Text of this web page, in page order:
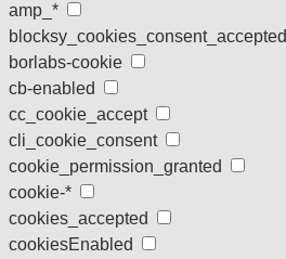
amp_*
blocksy_cookies_consent_accepted
borlabs-cookie
cb-enabled
cc_cookie_accept
cli_cookie_consent
cookie_permission_granted
cookie-*
cookies_accepted
cookiesEnabled